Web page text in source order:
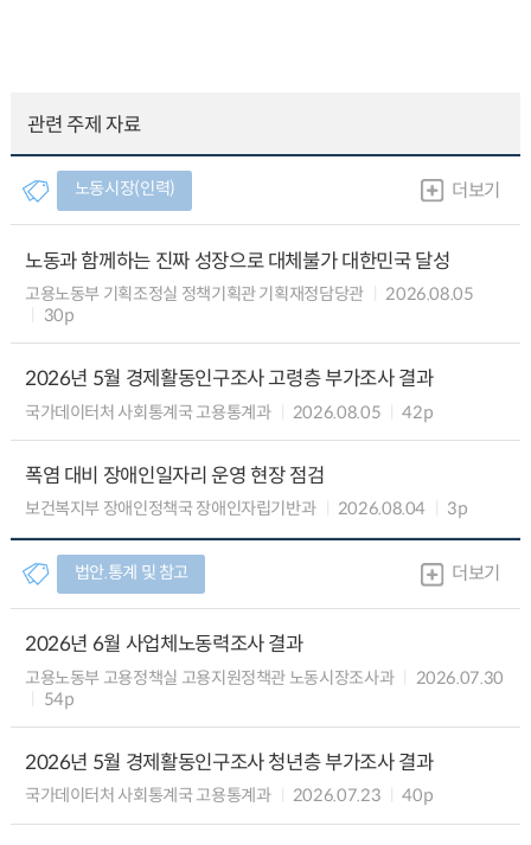
관련 주제 자료
노동시장(인력) 더보기
노동과 함께하는 진짜 성장으로 대체불가 대한민국 달성
고용노동부 기획조정실 정책기획관 기획재정담당관
2026.08.05
30p
2026년 5월 경제활동인구조사 고령층 부가조사 결과
국가데이터처 사회통계국 고용통계과 2026.08.05 42p
폭염 대비 장애인일자리 운영 현장 점검
보건복지부 장애인정책국 장애인자립기반과 2026.08.04 3p
법안.통계 및 참고 더보기
2026년 6월 사업체노동력조사 결과
고용노동부 고용정책실 고용지원정책관 노동시장조사과
2026.07.30
54p
2026년 5월 경제활동인구조사 청년층 부가조사 결과
국가데이터처 사회통계국 고용통계과 2026.07.23 40p